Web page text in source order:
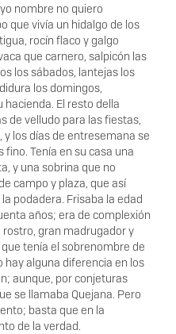
nombre no quiero
que vivía un hidalgo de los
rocín flaco y galgo
que carnero, salpicón las
los sábados, lantejas los
los domingos,
El resto della
de velludo para las fiestas,
los días de entresemana se
fino. Tenía en su casa una
y una sobrina que no
campo y plaza, que así
podadera. Frisaba la edad
años; era de complexión
rostro, gran madrugador y
tenía el sobrenombre de
hay alguna diferencia en los
aunque, por conjeturas
se llamaba Quejana. Pero
basta que en la
de la verdad.